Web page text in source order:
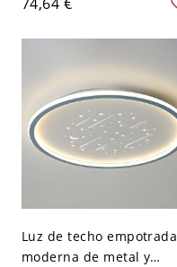
residencial, cableado
directo eléctrico, 110V-
Luz de techo empotrada
moderna de metal y